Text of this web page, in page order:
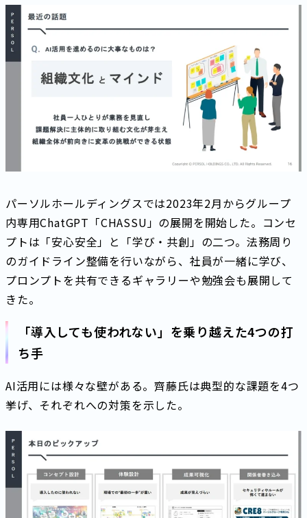
パーソルホールディングスでは2023年2月からグループ
内専用ChatGPT「CHASSU」の展開を開始した。コンセ
プトは「安心安全」と「学び・共創」の二つ。法務周り
のガイドライン整備を行いながら、社員が一緒に学び、
プロンプトを共有できるギャラリーや勉強会も展開して
きた。
「導入しても使われない」を乗り越えた4つの打
ち手
AI活用には様々な壁がある。齊藤氏は典型的な課題を4つ
挙げ、それぞれへの対策を示した。